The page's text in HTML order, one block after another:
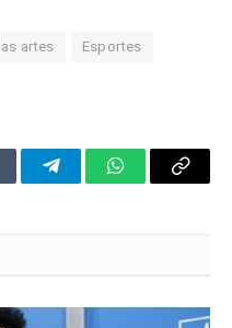
artes Esportes
TelegramWhatsApp
Copy